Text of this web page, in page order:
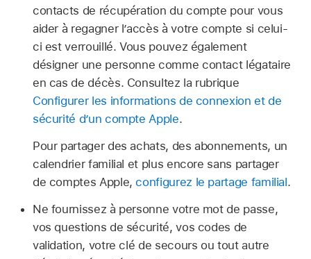
contacts de récupération du compte pour vous
aider à regagner l’accès à votre compte si celui-
ci est verrouillé. Vous pouvez également
désigner une personne comme contact légataire
en cas de décès. Consultez la rubrique
Configurer les informations de connexion et de
sécurité d’un compte Apple.
Pour partager des achats, des abonnements, un
calendrier familial et plus encore sans partager
de comptes Apple,configurez le partage familial.
Ne fournissez à personne votre mot de passe,
vos questions de sécurité, vos codes de
validation, votre clé de secours ou tout autre